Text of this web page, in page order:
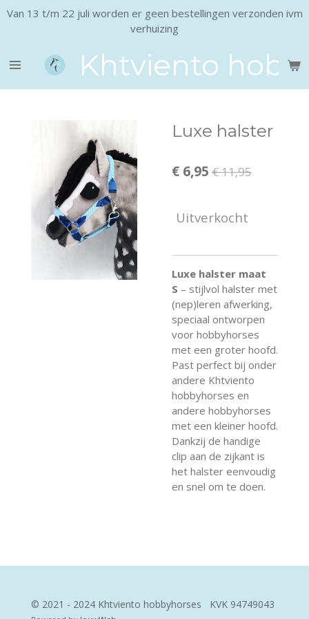
Ga
de
hoofdinhoud
Khtviento
Van 13 t/m 22 juli worden er geen bestellingen verzonden ivm
verhuizing
Luxe halster
€ 6,95 € 11,95
Uitverkocht
Luxe halster maat
S – stijlvol halster met
(nep)leren afwerking,
speciaal ontworpen
voor hobbyhorses
met een groter hoofd.
Past perfect bij onder
andere Khtviento
hobbyhorses en
andere hobbyhorses
met een kleiner hoofd.
Dankzij de handige
clip aan de zijkant is
het halster eenvoudig
en snel om te doen.
© 2021 - 2024 Khtviento hobbyhorses KVK 94749043